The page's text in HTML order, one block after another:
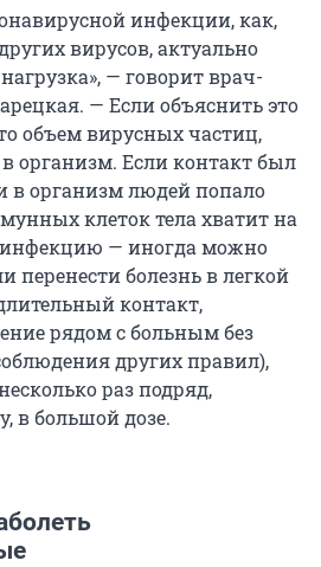
инфекции, как,
вирусов, актуально
— говорит врач-
— Если объяснить это
объем вирусных частиц,
организм. Если контакт был
в организм людей попало
клеток тела хватит на
инфекцию — иногда можно
перенести болезнь в легкой
контакт,
рядом с больным без
других правил),
раз подряд,
в большой дозе.